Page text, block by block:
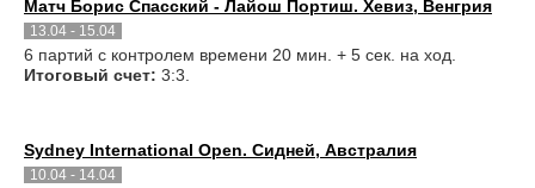
Матч Борис Спасский - Лайош Портиш. Хевиз, Венгрия
13.04 - 15.04
6 партий с контролем времени 20 мин. + 5 сек. на ход.
Итоговый счет: 3:3.
Sydney International Open. Сидней, Австралия
10.04 - 14.04